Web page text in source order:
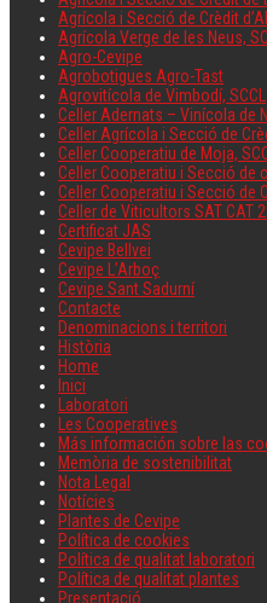
Agrícola i Secció de Crèdit
Agrícola Verge de les Neus,
Agro-Cevipe
Agrobotigues Agro-Tast
Agrovitícola de Vimbodí, SCCL
Celler Adernats – Vinícola de
Celler Agrícola i Secció de
Celler Cooperatiu de Moja,
Celler Cooperatiu i Secció de
Celler Cooperatiu i Secció de
Celler de Viticultors SAT CAT
Certificat JAS
Cevipe Bellvei
Cevipe L’Arboç
Cevipe Sant Sadurní
Contacte
Denominacions i territori
Història
Home
Inici
Laboratori
Les Cooperatives
Más información sobre las
Memòria de sostenibilitat
Nota Legal
Notícies
Plantes de Cevipe
Política de cookies
Política de qualitat laboratori
Política de qualitat plantes
Presentació